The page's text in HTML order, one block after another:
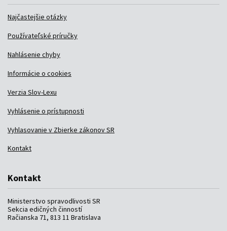
Najčastejšie otázky
Používateľské príručky
Nahlásenie chyby
Informácie o cookies
Verzia Slov-Lexu
Vyhlásenie o prístupnosti
Vyhlasovanie v Zbierke zákonov SR
Kontakt
Kontakt
Ministerstvo spravodlivosti SR
Sekcia edičných činností
Račianska 71, 813 11 Bratislava